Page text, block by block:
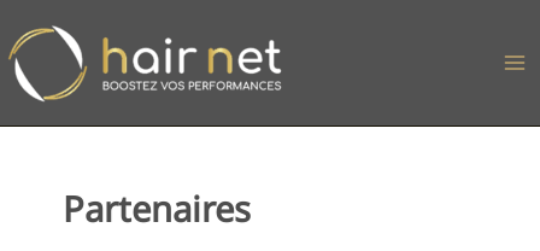
au
contenu
Partenaires